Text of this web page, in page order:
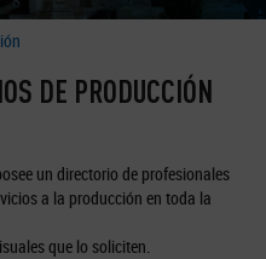
DE PRODUCCIÓN
un directorio de profesionales
a la producción en toda la
que lo soliciten.